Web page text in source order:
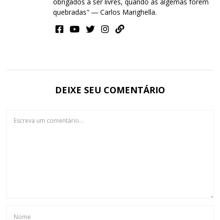
obrigados a ser livres, quando as algemas forem
quebradas" ― Carlos Marighella.
DEIXE SEU COMENTÁRIO